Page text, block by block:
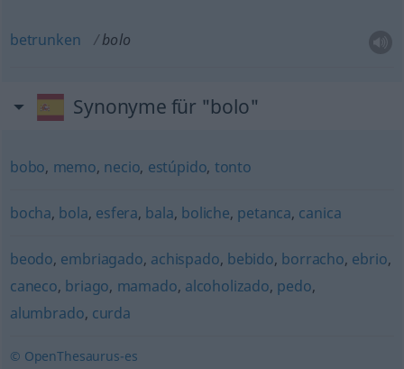
betrunken bolo
Synonyme für "bolo"
bobo, memo, necio, estúpido, tonto
bocha, bola, esfera, bala, boliche, petanca, canica
beodo, embriagado, achispado, bebido, borracho, ebrio,
caneco, briago, mamado, alcoholizado, pedo,
alumbrado, curda
© OpenThesaurus-es